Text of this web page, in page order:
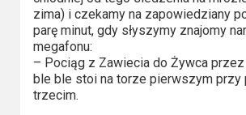
Apple
TV
+
Disney+
zima) i czekamy na zapowiedziany
parę minut, gdy słyszymy znajomy
megafonu:
– Pociąg z Zawiecia do Żywca
ble ble stoi na torze pierwszym przy
trzecim.